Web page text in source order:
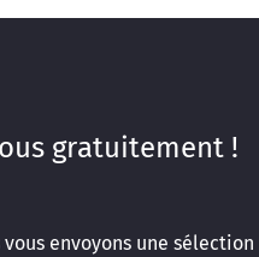
gratuitement !
envoyons une sélection